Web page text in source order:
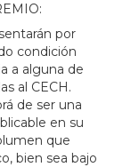
por
condición
a alguna de
al CECH.
de ser una
en su
que
bien sea bajo